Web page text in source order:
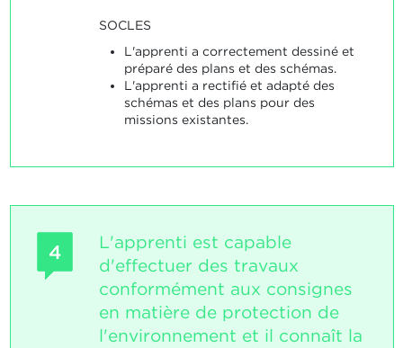
SOCLES
L'apprenti a correctement dessiné et
préparé des plans et des schémas.
L'apprenti a rectifié et adapté des
schémas et des plans pour des
missions existantes.
4
L'apprenti est capable
d'effectuer des travaux
conformément aux consignes
en matière de protection de
l'environnement et il connaît la